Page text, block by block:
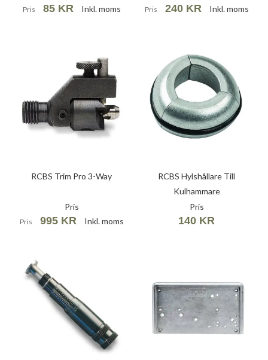
Pris 85 KR Inkl. moms Pris 240 KR Inkl. moms
RCBS Trim Pro 3-Way
Pris
Pris 995 KR Inkl. moms
RCBS Hylshållare Till
Kulhammare
Pris
140 KR